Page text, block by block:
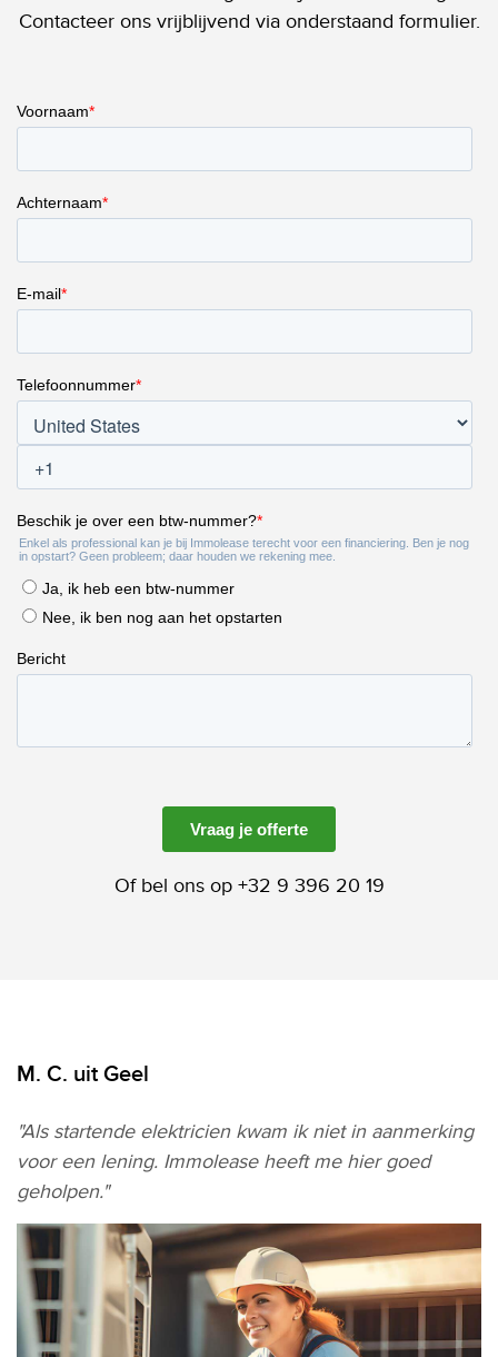
Contacteer ons vrijblijvend via onderstaand formulier.
Of bel ons op +32 9 396 20 19
M. C. uit Geel
"Als startende elektricien kwam ik niet in aanmerking
voor een lening. Immolease heeft me hier goed
geholpen."